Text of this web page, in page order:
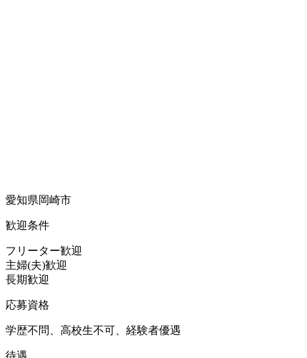
愛知県岡崎市
歓迎条件
フリーター歓迎
主婦(夫)歓迎
長期歓迎
応募資格
学歴不問、高校生不可、経験者優遇
待遇